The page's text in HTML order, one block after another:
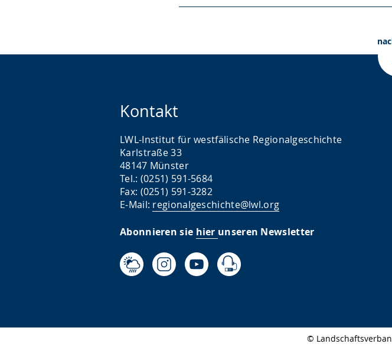
Kontakt
LWL-Institut für westfälische Regionalgeschichte
Karlstraße 33
48147 Münster
Tel.: (0251) 591-5684
Fax: (0251) 591-3282
E-Mail: regionalgeschichte@lwl.org
Abonnieren sie hier unseren Newsletter
©